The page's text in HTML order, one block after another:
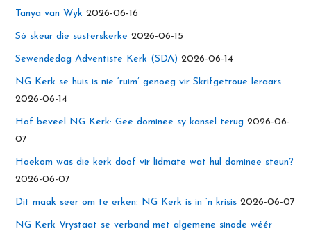
Tanya van Wyk 2026-06-16
Só skeur die susterskerke 2026-06-15
Sewendedag Adventiste Kerk (SDA) 2026-06-14
NG Kerk se huis is nie ‘ruim’ genoeg vir Skrifgetroue leraars
2026-06-14
Hof beveel NG Kerk: Gee dominee sy kansel terug 2026-06-
07
Hoekom was die kerk doof vir lidmate wat hul dominee steun?
2026-06-07
Dit maak seer om te erken: NG Kerk is in ’n krisis 2026-06-07
NG Kerk Vrystaat se verband met algemene sinode wéér